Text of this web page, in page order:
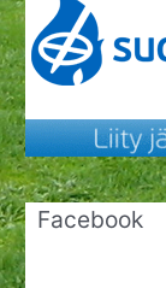
Facebook